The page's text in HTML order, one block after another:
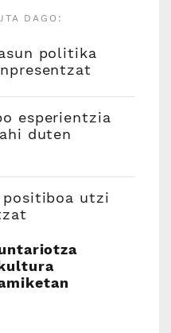
DAGO:
politika
esperientzia
duten
positiboa utzi